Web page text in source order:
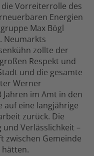
Vorreiterrolle des
Energien
Max Bögl
Neumarkts
zollte der
Respekt und
und die gesamte
Werner
im Amt in den
auf eine langjährige
zurück. Die
Verlässlichkeit –
zwischen Gemeinde